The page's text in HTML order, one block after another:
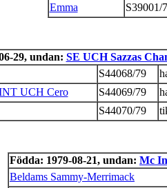
Emma
S39001/
29, undan: SE UCH Sazzas
S44068/79
UCH Cero
S44069/79
S44070/79
Födda: 1979-08-21, undan: Mc
Beldams Sammy-Merrimack